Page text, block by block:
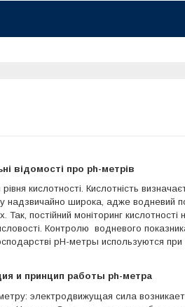
відомості про ph-метрів
кислотності. Кислотність
надзвичайно широка, адже водневий
постійний моніторинг кислотності
Контролю водневого
pH-метры используются при
и принцип работы ph-метра
электродвижущая сила